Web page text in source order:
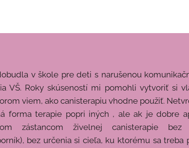
v škole pre deti s narušenou
VŠ. Roky skúseností mi pomohli vytvoriť si
viem, ako canisterapiu vhodne použiť.
forma terapie popri iných , ale ak je dobre
zástancom živelnej canisterapie bez
bez určenia si cieľa, ku ktorému sa treba